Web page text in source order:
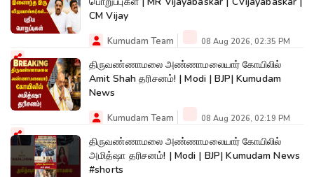
CM Vijay
Kumudam Team 08 Aug 2026, 02:35 PM
திருவண்ணாமலை அண்ணாமலையார் கோயிலில்
Amit Shah தரிசனம்! | Modi | BJP| Kumudam
News
Kumudam Team 08 Aug 2026, 02:19 PM
திருவண்ணாமலை அண்ணாமலையார் கோயிலில்
அமித்ஷா தரிசனம்! | Modi | BJP| Kumudam News
#shorts